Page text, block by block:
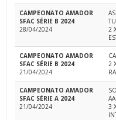
CAMPEONATO AMADOR
SFAC SÉRIE B 2024
28/04/2024
2
CAMPEONATO AMADOR
SFAC SÉRIE B 2024
21/04/2024
2
CAMPEONATO AMADOR
SFAC SÉRIE A 2024
21/04/2024
3